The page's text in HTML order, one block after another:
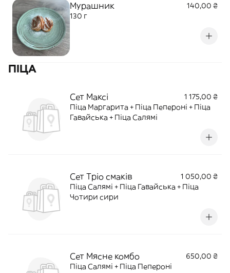
Мурашник
140,00 ₴
130 г
ПІЦА
Сет Максі
1 175,00 ₴
Піца Маргарита + Піца Пепероні + Піца
Гавайська + Піца Салямі
Сет Тріо смаків
1 050,00 ₴
Піца Салямі + Піца Гавайська + Піца
Чотири сири
Сет Мясне комбо
650,00 ₴
Піца Салямі + Піца Пепероні